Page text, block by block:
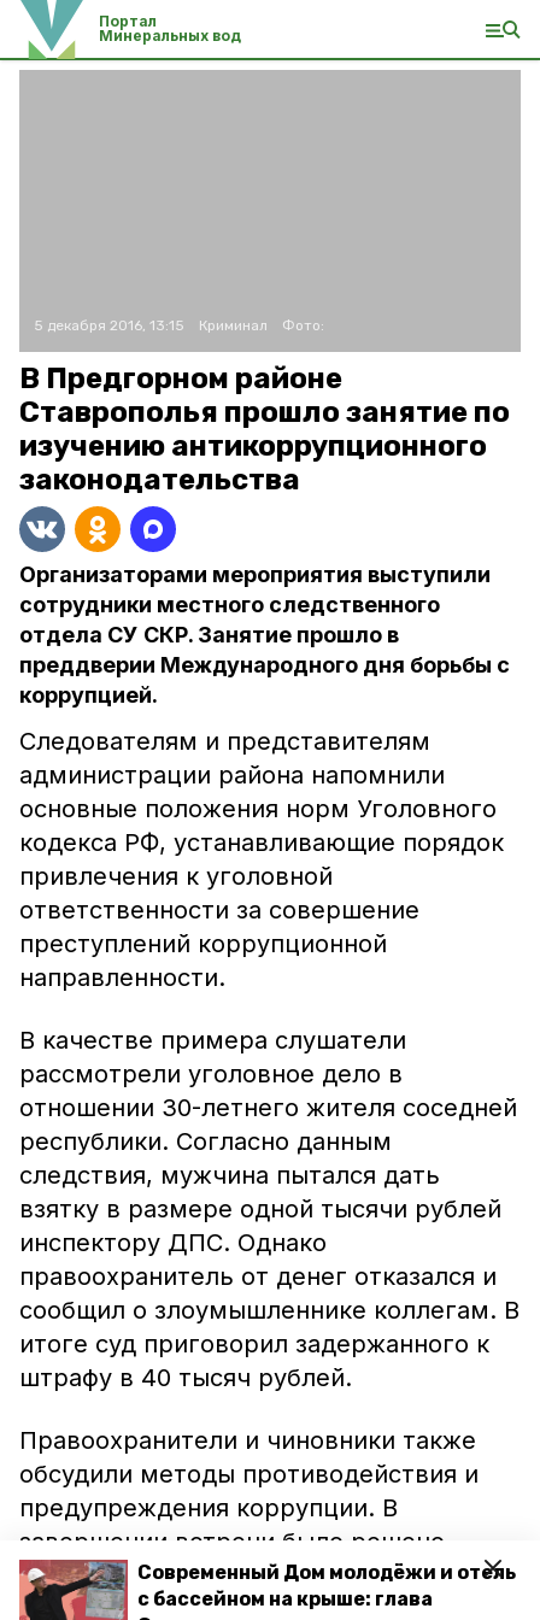
Современный Дом молодёжи и отель
с бассейном на крыше: глава
Портал
Минеральных вод
5 декабря 2016, 13:15 Криминал Фото:
В Предгорном районе
Ставрополья прошло занятие по
изучению антикоррупционного
законодательства
Организаторами мероприятия выступили
сотрудники местного следственного
отдела СУ СКР. Занятие прошло в
преддверии Международного дня борьбы с
коррупцией.
Следователям и представителям
администрации района напомнили
основные положения норм Уголовного
кодекса РФ, устанавливающие порядок
привлечения к уголовной
ответственности за совершение
преступлений коррупционной
направленности.
В качестве примера слушатели
рассмотрели уголовное дело в
отношении 30-летнего жителя соседней
республики. Согласно данным
следствия, мужчина пытался дать
взятку в размере одной тысячи рублей
инспектору ДПС. Однако
правоохранитель от денег отказался и
сообщил о злоумышленнике коллегам. В
итоге суд приговорил задержанного к
штрафу в 40 тысяч рублей.
Правоохранители и чиновники также
обсудили методы противодействия и
предупреждения коррупции. В
завершении встречи было решено
провести подобные антикоррупционные
занятия среди государственных и